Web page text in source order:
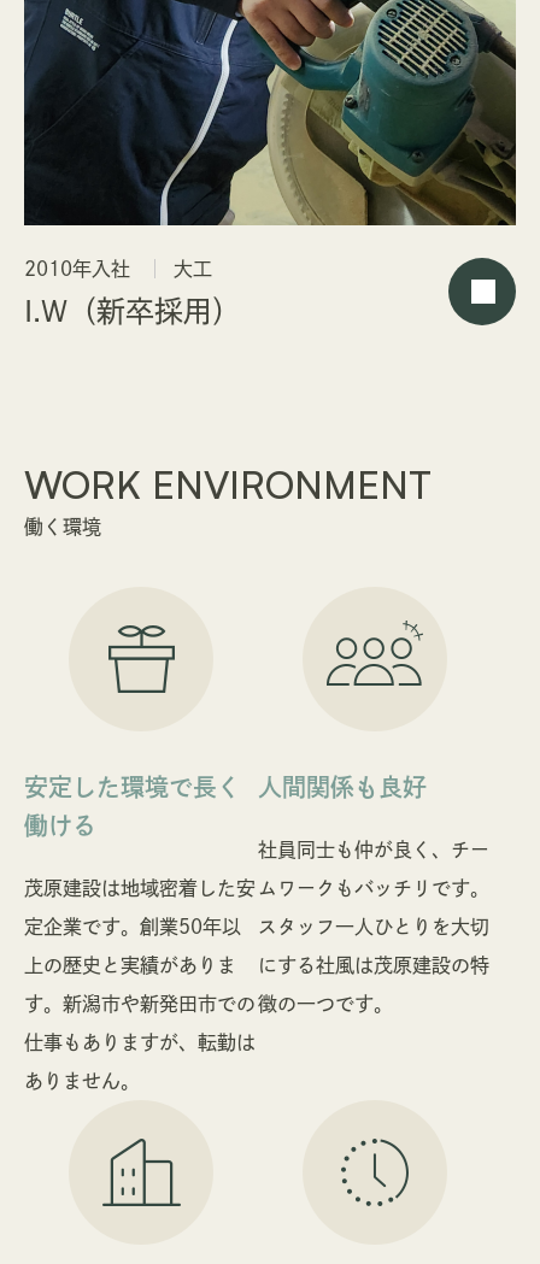
2010年入社 大工
I.W（新卒採用）
WORK ENVIRONMENT
働く環境
安定した環境で長く
働ける
茂原建設は地域密着した安
定企業です。創業50年以
上の歴史と実績がありま
す。新潟市や新発田市での
仕事もありますが、転勤は
ありません。
人間関係も良好
社員同士も仲が良く、チー
ムワークもバッチリです。
スタッフ一人ひとりを大切
にする社風は茂原建設の特
徴の一つです。